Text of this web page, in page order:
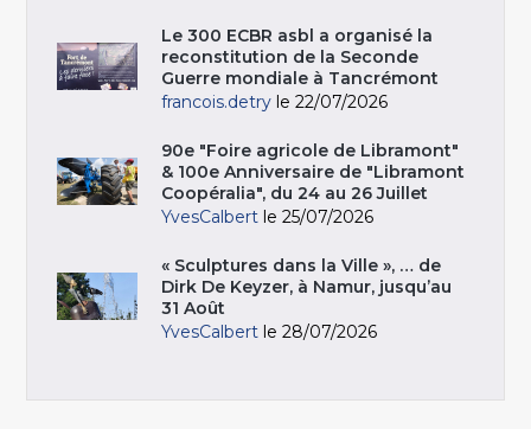
Le 300 ECBR asbl a organisé la
reconstitution de la Seconde
Guerre mondiale à Tancrémont
francois.detry le 22/07/2026
90e "Foire agricole de Libramont"
& 100e Anniversaire de "Libramont
Coopéralia", du 24 au 26 Juillet
YvesCalbert le 25/07/2026
« Sculptures dans la Ville », … de
Dirk De Keyzer, à Namur, jusqu’au
31 Août
YvesCalbert le 28/07/2026